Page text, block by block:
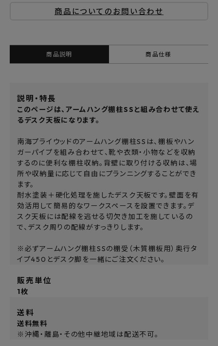
商品についてのお問い合わせ
商品説明 商品仕様
説明・特長
このページは、アームハング棚柱SSと組み合わせて使え
るデスク天板になります。
南海プライウッドのアームハング棚柱SSは、棚板やハン
ガーパイプを組み合わせて、靴や衣類・小物などを収納
するのに便利な棚柱収納。背壁に取り付ける収納は、場
所や収納量に応じて自由にプランニングすることができ
ます。
耐水塗装＋硬化処理を施したデスク天板です。壁面を有
効活用して簡易的なワークスペースを設置できます。デ
スク天板には配線を逃せる切欠き加工を施しているの
で、デスク周りの配線がすっきりします。
※必ずアームハング棚柱SSの棚受（木質棚板用）奥行タ
イプ450とデスク脚を一緒にご注文ください。
販売単位
1枚
送料
送料無料
※沖縄・離島・その他中継地域は配送不可。